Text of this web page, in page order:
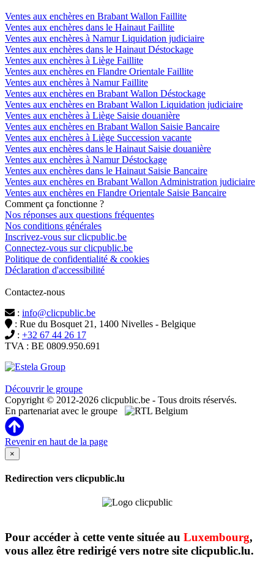
Ventes aux enchères en Brabant Wallon Faillite
Ventes aux enchères dans le Hainaut Faillite
Ventes aux enchères à Namur Liquidation judiciaire
Ventes aux enchères dans le Hainaut Déstockage
Ventes aux enchères à Liège Faillite
Ventes aux enchères en Flandre Orientale Faillite
Ventes aux enchères à Namur Faillite
Ventes aux enchères en Brabant Wallon Déstockage
Ventes aux enchères en Brabant Wallon Liquidation judiciaire
Ventes aux enchères à Liège Saisie douanière
Ventes aux enchères en Brabant Wallon Saisie Bancaire
Ventes aux enchères à Liège Succession vacante
Ventes aux enchères dans le Hainaut Saisie douanière
Ventes aux enchères à Namur Déstockage
Ventes aux enchères dans le Hainaut Saisie Bancaire
Ventes aux enchères en Brabant Wallon Administration judiciaire
Ventes aux enchères en Flandre Orientale Saisie Bancaire
Comment ça fonctionne ?
Nos réponses aux questions fréquentes
Nos conditions générales
Inscrivez-vous sur clicpublic.be
Connectez-vous sur clicpublic.be
Politique de confidentialité & cookies
Déclaration d'accessibilité
Contactez-nous
: info@clicpublic.be
: Rue du Bosquet 21, 1400 Nivelles - Belgique
: +32 67 44 26 17
TVA : BE 0809.950.691
Découvrir le groupe
Copyright © 2012-2026 clicpublic.be - Tous droits réservés.
En partenariat avec le groupe
Revenir en haut de la page
×
Redirection vers clicpublic.lu
Pour accéder à cette vente située au Luxembourg,
vous allez être redirigé vers notre site clicpublic.lu.